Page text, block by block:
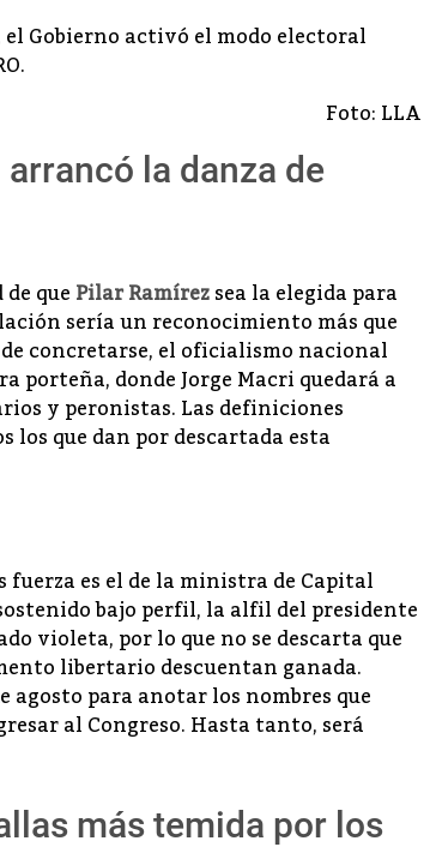
Foto: LLA
la danza de
quePilar Ramírezsea la elegida para
sería un reconocimiento más que
concretarse, el oficialismo nacional
donde Jorge Macri quedará a
y peronistas. Las definiciones
los que dan por descartada esta
fuerza es el de la ministra de Capital
bajo perfil, la alfil del presidente
violeta, por lo que no se descarta que
libertario descuentan ganada.
para anotar los nombres que
al Congreso. Hasta tanto, será
más temida por los